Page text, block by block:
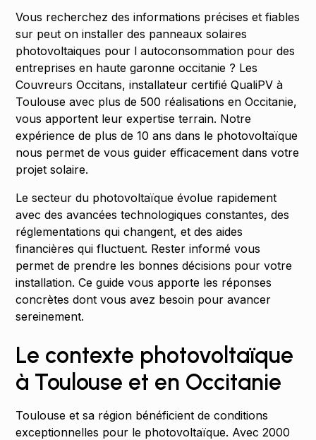
Vous recherchez des informations précises et fiables
sur peut on installer des panneaux solaires
photovoltaiques pour l autoconsommation pour des
entreprises en haute garonne occitanie ? Les
Couvreurs Occitans, installateur certifié QualiPV à
Toulouse avec plus de 500 réalisations en Occitanie,
vous apportent leur expertise terrain. Notre
expérience de plus de 10 ans dans le photovoltaïque
nous permet de vous guider efficacement dans votre
projet solaire.
Le secteur du photovoltaïque évolue rapidement
avec des avancées technologiques constantes, des
réglementations qui changent, et des aides
financières qui fluctuent. Rester informé vous
permet de prendre les bonnes décisions pour votre
installation. Ce guide vous apporte les réponses
concrètes dont vous avez besoin pour avancer
sereinement.
Le contexte photovoltaïque
à Toulouse et en Occitanie
Toulouse et sa région bénéficient de conditions
exceptionnelles pour le photovoltaïque. Avec 2000